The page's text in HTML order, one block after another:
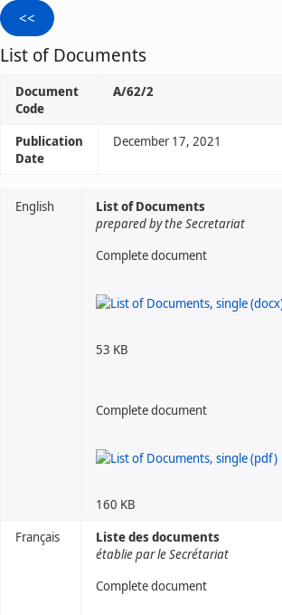
List of Documents
Document
Code
A/62/2
Publication
Date
December 17, 2021
English
List of Documents
prepared by the Secretariat
Complete document
53 KB
Complete document
160 KB
Français
Liste des documents
établie par le Secrétariat
Complete document